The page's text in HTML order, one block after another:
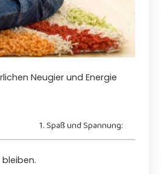
Neugier und Energie
1. Spaß und Spannung: